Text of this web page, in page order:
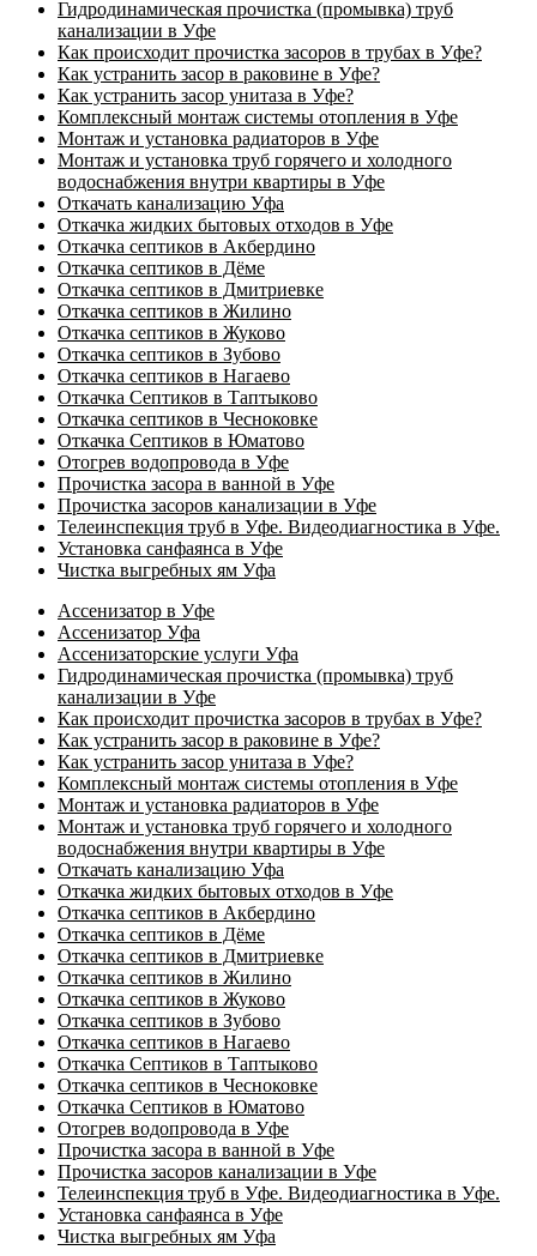
Гидродинамическая прочистка (промывка) труб
канализации в Уфе
Как происходит прочистка засоров в трубах в Уфе?
Как устранить засор в раковине в Уфе?
Как устранить засор унитаза в Уфе?
Комплексный монтаж системы отопления в Уфе
Монтаж и установка радиаторов в Уфе
Монтаж и установка труб горячего и холодного
водоснабжения внутри квартиры в Уфе
Откачать канализацию Уфа
Откачка жидких бытовых отходов в Уфе
Откачка септиков в Акбердино
Откачка септиков в Дёме
Откачка септиков в Дмитриевке
Откачка септиков в Жилино
Откачка септиков в Жуково
Откачка септиков в Зубово
Откачка септиков в Нагаево
Откачка Септиков в Таптыково
Откачка септиков в Чесноковке
Откачка Септиков в Юматово
Отогрев водопровода в Уфе
Прочистка засора в ванной в Уфе
Прочистка засоров канализации в Уфе
Телеинспекция труб в Уфе. Видеодиагностика в Уфе.
Установка санфаянса в Уфе
Чистка выгребных ям Уфа
Ассенизатор в Уфе
Ассенизатор Уфа
Ассенизаторские услуги Уфа
Гидродинамическая прочистка (промывка) труб
канализации в Уфе
Как происходит прочистка засоров в трубах в Уфе?
Как устранить засор в раковине в Уфе?
Как устранить засор унитаза в Уфе?
Комплексный монтаж системы отопления в Уфе
Монтаж и установка радиаторов в Уфе
Монтаж и установка труб горячего и холодного
водоснабжения внутри квартиры в Уфе
Откачать канализацию Уфа
Откачка жидких бытовых отходов в Уфе
Откачка септиков в Акбердино
Откачка септиков в Дёме
Откачка септиков в Дмитриевке
Откачка септиков в Жилино
Откачка септиков в Жуково
Откачка септиков в Зубово
Откачка септиков в Нагаево
Откачка Септиков в Таптыково
Откачка септиков в Чесноковке
Откачка Септиков в Юматово
Отогрев водопровода в Уфе
Прочистка засора в ванной в Уфе
Прочистка засоров канализации в Уфе
Телеинспекция труб в Уфе. Видеодиагностика в Уфе.
Установка санфаянса в Уфе
Чистка выгребных ям Уфа